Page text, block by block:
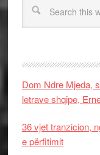
Dom Ndre Mjeda,
letrave shqipe,
36 vjet tranzicion,
e përfitimit